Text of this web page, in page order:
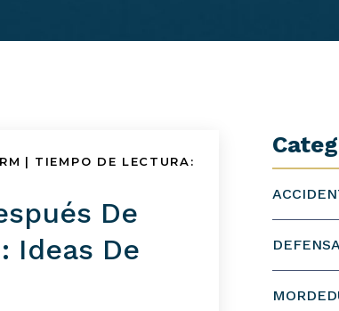
| TIEMPO DE LECTURA:
De
Ideas De